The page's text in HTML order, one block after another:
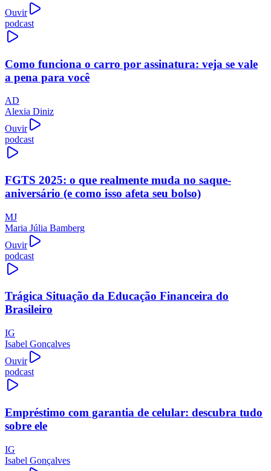
Ouvir
podcast
Como funciona o carro por assinatura: veja se vale
a pena para você
AD
Alexia Diniz
Ouvir
podcast
FGTS 2025: o que realmente muda no saque-
aniversário (e como isso afeta seu bolso)
MJ
Maria Júlia Bamberg
Ouvir
podcast
Trágica Situação da Educação Financeira do
Brasileiro
IG
Isabel Gonçalves
Ouvir
podcast
Empréstimo com garantia de celular: descubra tudo
sobre ele
IG
Isabel Gonçalves